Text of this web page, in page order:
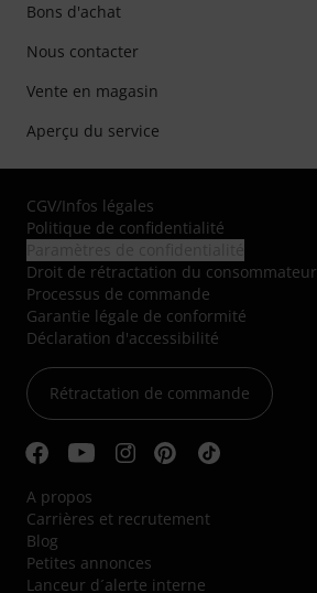
Bons d'achat
Nous contacter
Vente en magasin
Aperçu du service
CGV/Infos légales
Politique de confidentialité
Droit de rétractation du consommateur
Processus de commande
Garantie légale de conformité
Déclaration d'accessibilité
Rétractation de commande
A propos
Carrières et recrutement
Blog
Petites annonces
Lanceur d´alerte interne